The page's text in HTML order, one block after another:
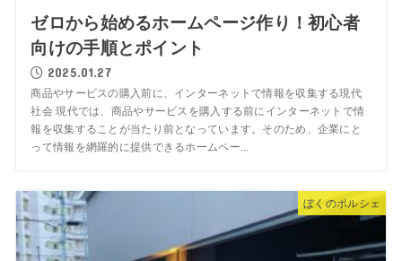
ゼロから始めるホームページ作り！初心者
向けの手順とポイント
2025.01.27
商品やサービスの購入前に、インターネットで情報を収集する現代
社会 現代では、商品やサービスを購入する前にインターネットで情
報を収集することが当たり前となっています。そのため、企業にと
って情報を網羅的に提供できるホームペー...
ぼくのポルシェ